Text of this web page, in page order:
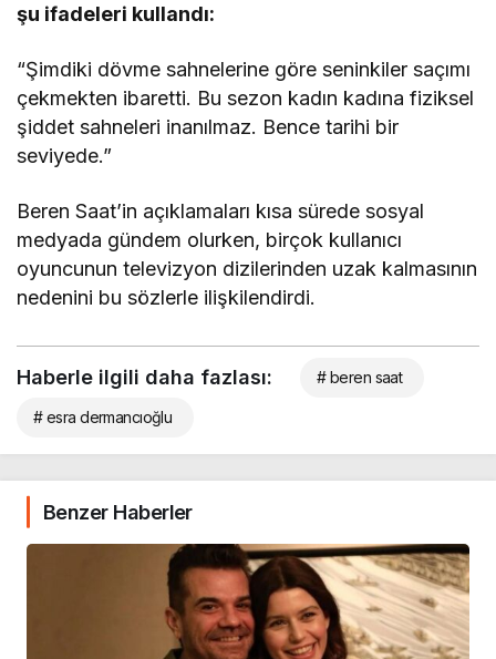
şu ifadeleri kullandı:
“Şimdiki dövme sahnelerine göre seninkiler saçımı
çekmekten ibaretti. Bu sezon kadın kadına fiziksel
şiddet sahneleri inanılmaz. Bence tarihi bir
seviyede.”
Beren Saat’in açıklamaları kısa sürede sosyal
medyada gündem olurken, birçok kullanıcı
oyuncunun televizyon dizilerinden uzak kalmasının
nedenini bu sözlerle ilişkilendirdi.
Haberle ilgili daha fazlası: # beren saat
# esra dermancıoğlu
Benzer Haberler